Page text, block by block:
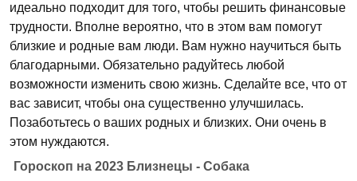
идеально подходит для того, чтобы решить финансовые
трудности. Вполне вероятно, что в этом вам помогут
близкие и родные вам люди. Вам нужно научиться быть
благодарными. Обязательно радуйтесь любой
возможности изменить свою жизнь. Сделайте все, что от
вас зависит, чтобы она существенно улучшилась.
Позаботьтесь о ваших родных и близких. Они очень в
этом нуждаются.
Гороскоп на 2023 Близнецы - Собака